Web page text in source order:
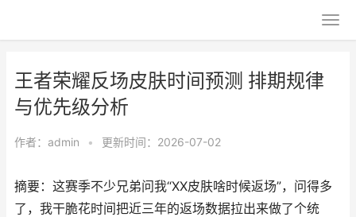
王者荣耀反场皮肤时间预测 排期规律
与优先级分析
作者： admin • 更新时间：2026-07-02
摘要：这赛季不少兄弟问我“XX皮肤啥时候返场”，问得多
了，我干脆花时间把近三年的返场数据拉出来做了个统